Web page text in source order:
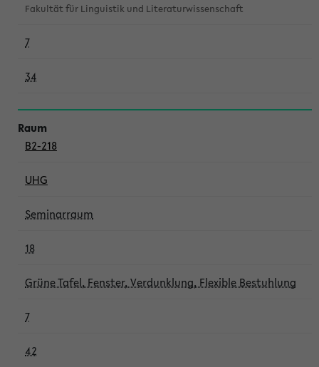
Fakultät für Linguistik und Literaturwissenschaft
7
34
B2-218
UHG
Seminarraum
18
Grüne Tafel, Fenster, Verdunklung, Flexible Bestuhlung
7
42